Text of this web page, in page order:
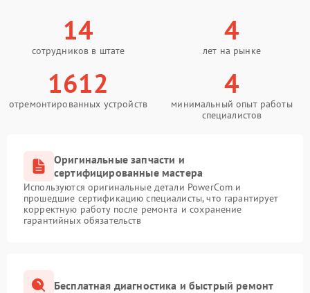
14
сотрудников в штате
4
лет на рынке
1612
отремонтированных устройств
4
минимальный опыт работы
специалистов
Оригинальные запчасти и
сертифицированные мастера
Используются оригинальные детали PowerCom и
прошедшие сертификацию специалисты, что гарантирует
корректную работу после ремонта и сохранение
гарантийных обязательств
Бесплатная диагностика и быстрый ремонт